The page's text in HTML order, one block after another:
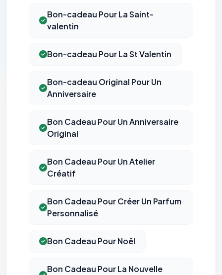
Bon-cadeau Pour La Saint-
valentin
Bon-cadeau Pour La St Valentin
Bon-cadeau Original Pour Un
Anniversaire
Bon Cadeau Pour Un Anniversaire
Original
Bon Cadeau Pour Un Atelier
Créatif
Bon Cadeau Pour Créer Un Parfum
Personnalisé
Bon Cadeau Pour Noël
Bon Cadeau Pour La Nouvelle